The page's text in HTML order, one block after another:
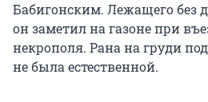
Бабигонским. Лежащего
он заметил на газоне при
некрополя. Рана на груди
не была естественной.